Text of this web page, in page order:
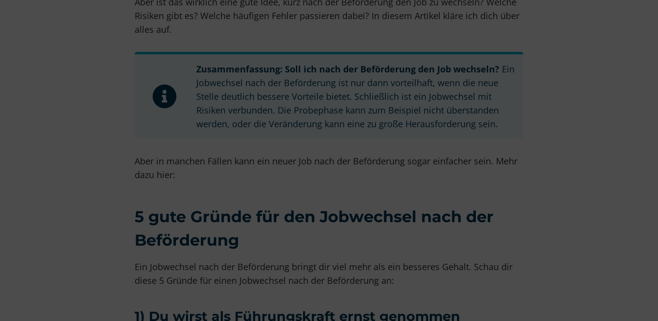
Risiken gibt es? Welche häufigen Fehler passieren dabei? In diesem Artikel kläre ich dich über
alles auf.
Zusammenfassung: Soll ich nach der Beförderung den Job wechseln? Ein
Jobwechsel nach der Beförderung ist nur dann vorteilhaft, wenn die neue
Stelle deutlich bessere Vorteile bietet. Schließlich ist ein Jobwechsel mit
Risiken verbunden. Die Probephase kann zum Beispiel nicht überstanden
werden, oder die Veränderung kann eine zu große Herausforderung sein.
Aber in manchen Fällen kann ein neuer Job nach der Beförderung sogar einfacher sein. Mehr
dazu hier:
5 gute Gründe für den Jobwechsel nach der
Beförderung
Ein Jobwechsel nach der Beförderung bringt dir viel mehr als ein besseres Gehalt. Schau dir
diese 5 Gründe für einen Jobwechsel nach der Beförderung an:
1) Du wirst als Führungskraft ernst genommen